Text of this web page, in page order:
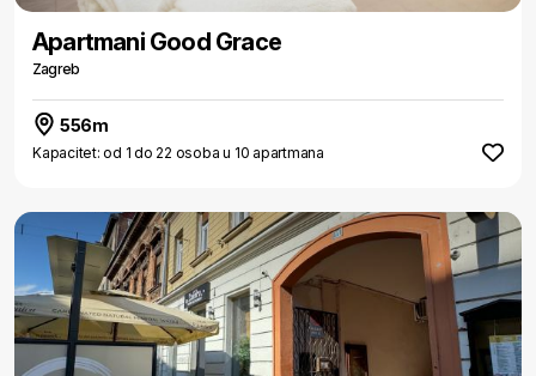
Apartmani Good Grace
Zagreb
556m
Kapacitet: od 1 do 22 osoba u 10 apartmana